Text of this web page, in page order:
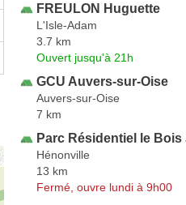
FREULON Huguette
L'Isle-Adam
3.7 km
Ouvert jusqu'à 21h
GCU Auvers-sur-Oise
Auvers-sur-Oise
7 km
Parc Résidentiel le Bois
Hénonville
13 km
Fermé, ouvre lundi à 9h00